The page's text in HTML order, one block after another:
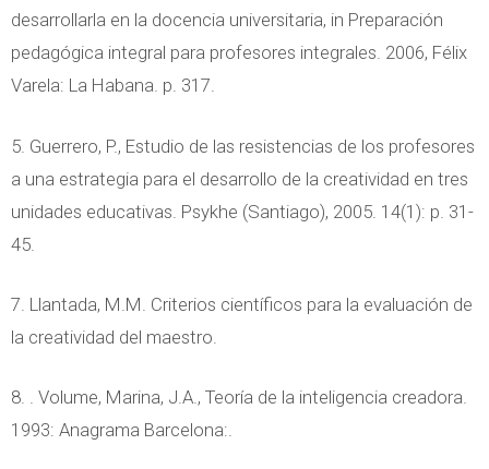
desarrollarla en la docencia universitaria, in Preparación
pedagógica integral para profesores integrales. 2006, Félix
Varela: La Habana. p. 317.
5. Guerrero, P., Estudio de las resistencias de los profesores
a una estrategia para el desarrollo de la creatividad en tres
unidades educativas. Psykhe (Santiago), 2005. 14(1): p. 31-
45.
7. Llantada, M.M. Criterios científicos para la evaluación de
la creatividad del maestro.
8. . Volume, Marina, J.A., Teoría de la inteligencia creadora.
1993: Anagrama Barcelona:.